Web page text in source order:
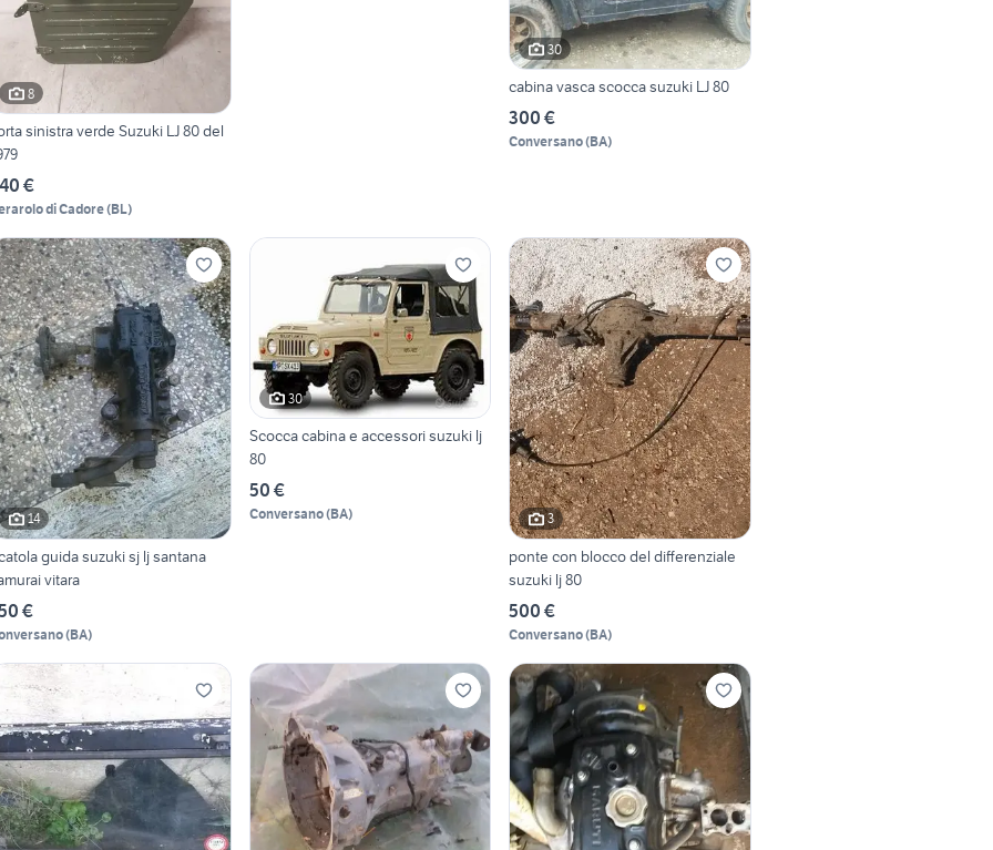
8
sinistra verde Suzuki LJ 80 del
€
di Cadore(BL)
30
cabina vasca scocca suzuki LJ 80
300 €
Conversano(BA)
14
guida suzuki sj lj santana
vitara
€
(BA)
30
Scocca cabina e accessori suzuki lj
80
50 €
Conversano(BA) 3
ponte con blocco del differenziale
suzuki lj 80
500 €
Conversano(BA)